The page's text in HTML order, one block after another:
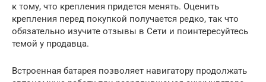
к тому, что крепления придется менять. Оценить
крепления перед покупкой получается редко, так что
обязательно изучите отзывы в Сети и поинтересуйтесь
темой у продавца.
Встроенная батарея позволяет навигатору продолжать